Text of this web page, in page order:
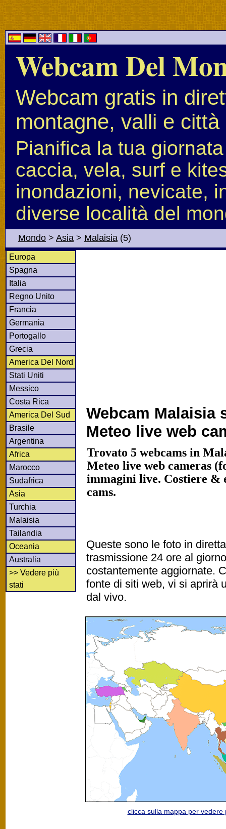
Webcam Del
Webcam gratis in
montagne, valli e città
Pianifica la tua
caccia, vela, surf e
inondazioni, nevicate,
diverse località del
Mondo > Asia > Malaisia (5)
Europa
Spagna
Italia
Regno Unito
Francia
Germania
Portogallo
Grecia
America Del Nord
Stati Uniti
Messico
Costa Rica
America Del Sud
Brasile
Argentina
Africa
Marocco
Sudafrica
Asia
Turchia
Malaisia
Tailandia
Oceania
Australia
>> Vedere più
stati
Webcam Malaisia
Meteo live web
Trovato 5 webcams in
Meteo live web cameras
immagini live. Costiere &
cams.
Queste sono le foto in
trasmissione 24 ore al
costantemente aggiornate.
fonte di siti web, vi si aprirà
dal vivo.
clicca sulla mappa per vedere